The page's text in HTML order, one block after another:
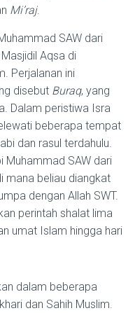
Mi’raj.
SAW dari
Aqsa di
Perjalanan ini
disebut Buraq, yang
Dalam peristiwa Isra
beberapa tempat
dan rasul terdahulu.
Muhammad SAW dari
mana beliau diangkat
dengan Allah SWT.
perintah shalat lima
umat Islam hingga hari
dalam beberapa
dan Sahih Muslim.